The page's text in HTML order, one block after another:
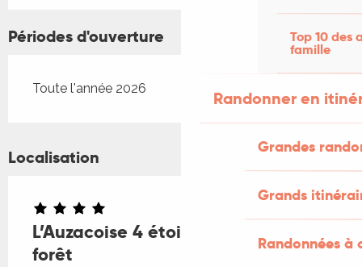
Top 10 des
famille
Randonner en
Grandes
Grands
Randonnées
Périodes d'ouverture
Toute l'année 2026
Localisation
L’Auzacoise 4 étoiles entre golf et
forêt